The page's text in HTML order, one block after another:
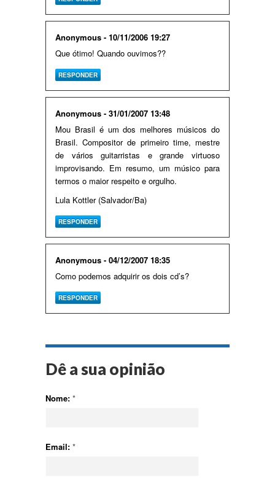
Anonymous - 10/11/2006 19:27
Que ótimo! Quando ouvimos??
RESPONDER
Anonymous - 31/01/2007 13:48
Mou Brasil é um dos melhores músicos do
Brasil. Compositor de primeiro time, mestre
de vários guitarristas e grande virtuoso
improvisando. Em resumo, um músico para
termos o maior respeito e orgulho.
Lula Kottler (Salvador/Ba)
RESPONDER
Anonymous - 04/12/2007 18:35
Como podemos adquirir os dois cd’s?
RESPONDER
Dê a sua opinião
Nome: *
Email: *